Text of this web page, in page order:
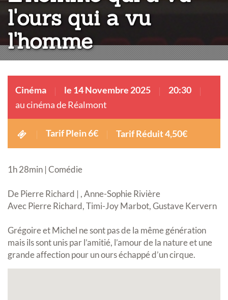
l'ours qui a vu
l'homme
Cinéma le 14 Novembre 2025
20:30
au cinéma de Réalmont
Tarif Plein 6€ Tarif Réduit 4,50€
1h 28min | Comédie
De Pierre Richard | , Anne-Sophie Rivière
Avec Pierre Richard, Timi-Joy Marbot, Gustave Kervern
Grégoire et Michel ne sont pas de la même génération
mais ils sont unis par l’amitié, l’amour de la nature et une
grande affection pour un ours échappé d’un cirque.